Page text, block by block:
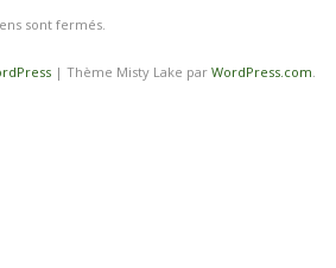
sont fermés.
| Thème Misty Lake par WordPress.com